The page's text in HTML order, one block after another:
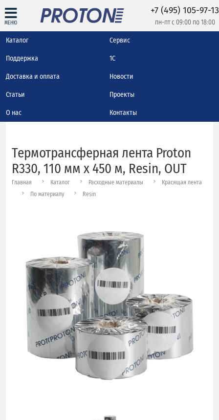
МЕНЮ
+7 (495) 105-97-13
пн-пт с 09:00 по 18:00
Каталог Сервис
Поддержка 1С
Доставка и оплата Новости
Статьи Проекты
О нас Контакты
Термотрансферная лента Proton
R330, 110 мм х 450 м, Resin, OUT
Главная Каталог Расходные материалы
Красящая лента
По материалу
Resin